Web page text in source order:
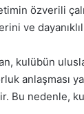
özverili
ve
kulübün
anlaşması
Bu nedenle,